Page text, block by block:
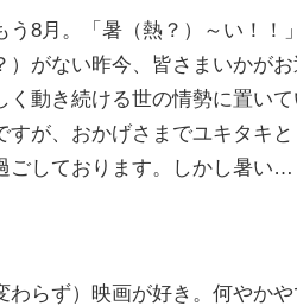
う8月。「暑（熱？）～い！！
）がない昨今、皆さまいかが
く動き続ける世の情勢に置い
すが、おかげさまでユキタキ
ごしております。しかし暑い…
わらず）映画が好き。何やか